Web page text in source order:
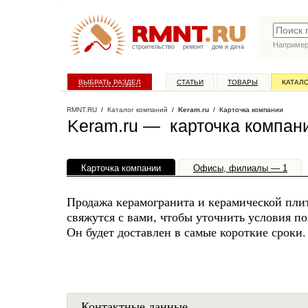
строительство ремонт дом и дача
ВЫБРАТЬ РАЗДЕЛ СТАТЬИ ТОВАРЫ
RMNT.RU / Каталог компаний / Keram.ru / Карточка компании
Keram.ru — карточка
Карточка компании Офисы, филиалы — 1
Продажа керамогранита и керамической
свяжутся с вами, чтобы уточнить условия
Он будет доставлен в самые короткие